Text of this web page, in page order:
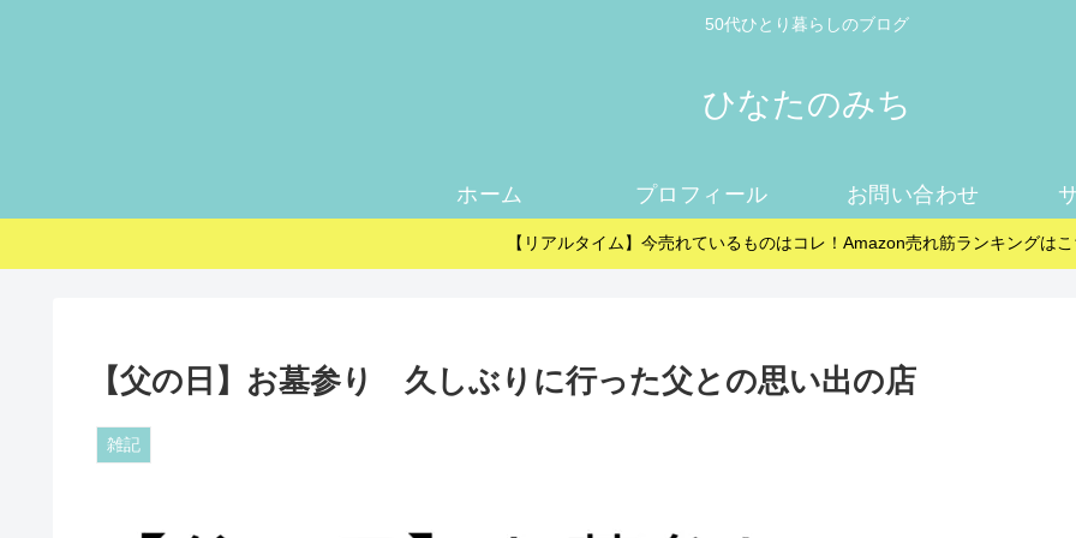
50代ひとり暮らしのブログ
ひなたのみち
ホーム プロフィール お問い合わせ
【リアルタイム】今売れているものはコレ！Amazon売れ筋ランキングはこ
【父の日】お墓参り 久しぶりに行った父との思い出の店
雑記